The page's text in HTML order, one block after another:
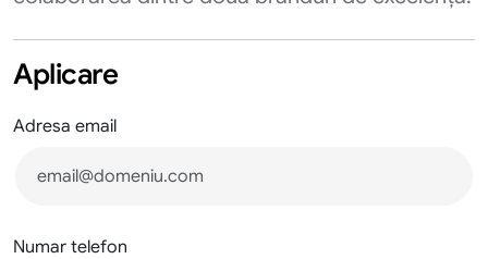
Aplicare
Adresa email
Numar telefon